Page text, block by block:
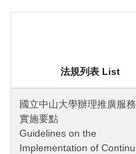
法規列表 List
國立中山大學辦理推廣服
實施要點
Guidelines on the
Implementation of